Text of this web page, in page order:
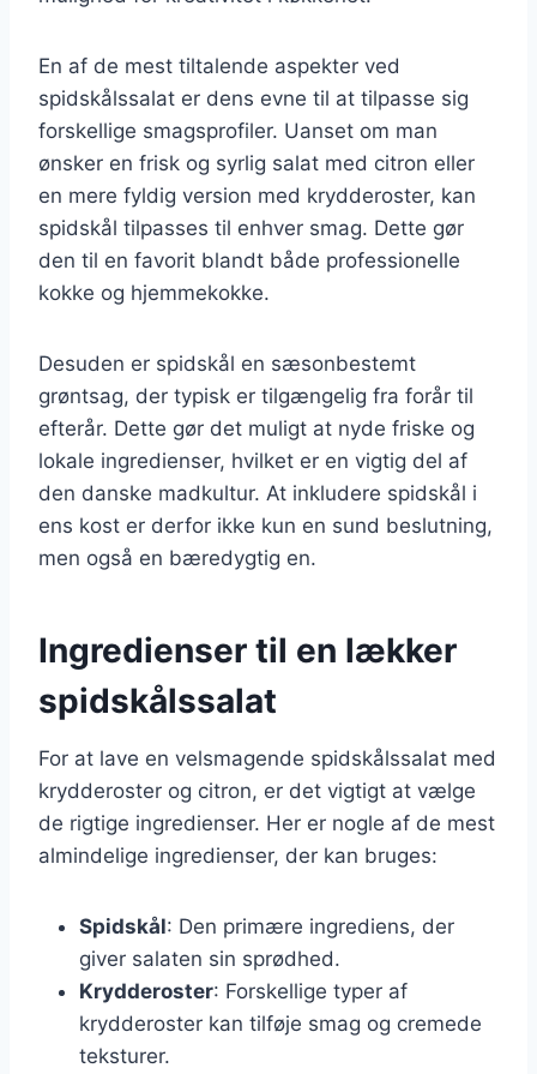
En af de mest tiltalende aspekter ved
spidskålssalat er dens evne til at tilpasse sig
forskellige smagsprofiler. Uanset om man
ønsker en frisk og syrlig salat med citron eller
en mere fyldig version med krydderoster, kan
spidskål tilpasses til enhver smag. Dette gør
den til en favorit blandt både professionelle
kokke og hjemmekokke.
Desuden er spidskål en sæsonbestemt
grøntsag, der typisk er tilgængelig fra forår til
efterår. Dette gør det muligt at nyde friske og
lokale ingredienser, hvilket er en vigtig del af
den danske madkultur. At inkludere spidskål i
ens kost er derfor ikke kun en sund beslutning,
men også en bæredygtig en.
Ingredienser til en lækker
spidskålssalat
For at lave en velsmagende spidskålssalat med
krydderoster og citron, er det vigtigt at vælge
de rigtige ingredienser. Her er nogle af de mest
almindelige ingredienser, der kan bruges:
Spidskål: Den primære ingrediens, der
giver salaten sin sprødhed.
Krydderoster: Forskellige typer af
krydderoster kan tilføje smag og cremede
teksturer.